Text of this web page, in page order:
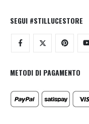
SEGUI #STILLUCESTORE
METODI DI PAGAMENTO